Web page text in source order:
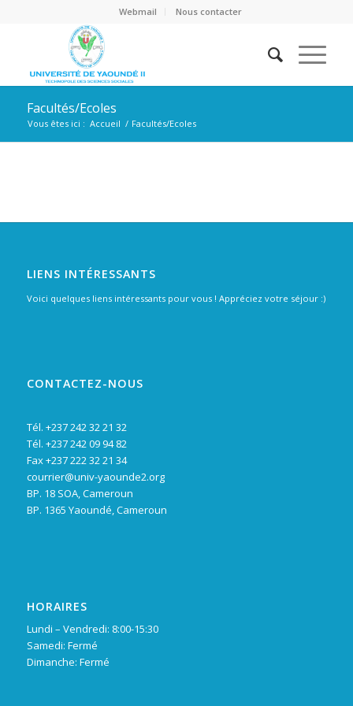
Webmail Nous contacter
Facultés/Ecoles
Vous êtes ici : Accueil / Facultés/Ecoles
LIENS INTÉRESSANTS
Voici quelques liens intéressants pour vous ! Appréciez votre séjour :)
CONTACTEZ-NOUS
Tél. +237 242 32 21 32
Tél. +237 242 09 94 82
Fax +237 222 32 21 34
courrier@univ-yaounde2.org
BP. 18 SOA, Cameroun
BP. 1365 Yaoundé, Cameroun
HORAIRES
Lundi – Vendredi: 8:00-15:30
Samedi: Fermé
Dimanche: Fermé